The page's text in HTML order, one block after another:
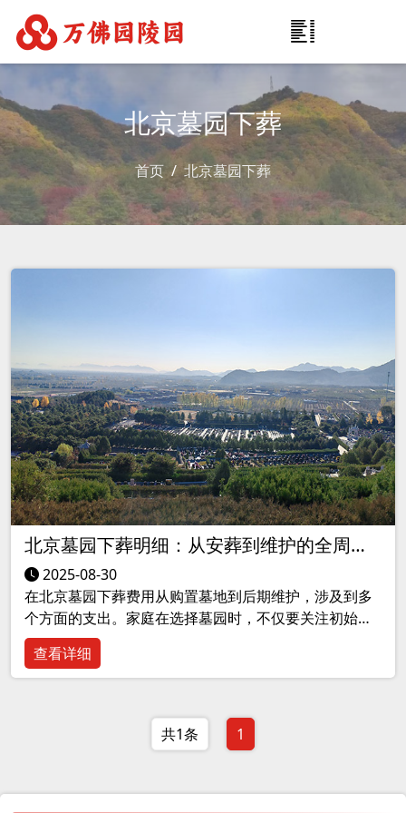
北京墓园下葬
首页 北京墓园下葬
北京墓园下葬明细：从安葬到维护的全周期
费用解析
2025-08-30
在北京墓园下葬费用从购置墓地到后期维护，涉及到多
个方面的支出。家庭在选择墓园时，不仅要关注初始费
用，还应考虑长期的维护和祭扫费用。合理的预算和细
致的规划能帮助家庭在这一特殊时刻做出更明智的决
策。
查看详细
共1条 1